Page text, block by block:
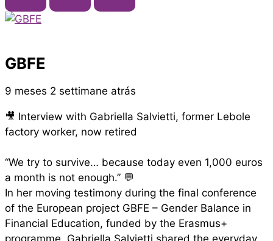
GBFE
9 meses 2 settimane atrás
🎥 Interview with Gabriella Salvietti, former Lebole
factory worker, now retired
“We try to survive… because today even 1,000 euros
a month is not enough.” 💬
In her moving testimony during the final conference
of the European project GBFE – Gender Balance in
Financial Education, funded by the Erasmus+
programme, Gabriella Salvietti shared the everyday